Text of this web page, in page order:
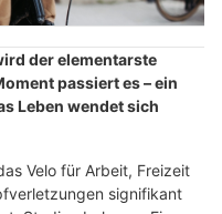
der elementarste
passiert es – ein
Leben wendet sich
Velo für Arbeit, Freizeit
signifikant